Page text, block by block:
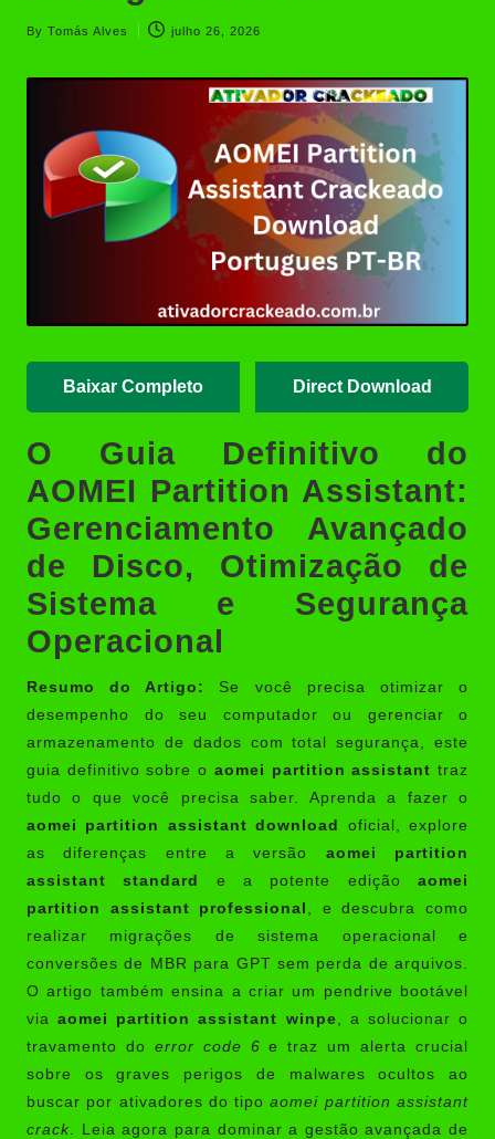
Português
Kerish Doctor 2026 Download
Crackeado Português | Ativador
Crackeado
AutoCAD 2008 Download
Crackeado 32/64 Bits
Portuguêsr
Posted
By Tomás Alves julho 26, 2026
Baixar Completo Direct Download
O Guia Definitivo do
AOMEI Partition Assistant:
Gerenciamento Avançado
de Disco, Otimização de
Sistema e Segurança
Operacional
Resumo do Artigo:
Se você precisa otimizar o
desempenho do seu computador ou gerenciar o
armazenamento de dados com total segurança, este
guia definitivo sobre o aomei partition assistant traz
tudo o que você precisa saber. Aprenda a fazer o
aomei partition assistant download
oficial, explore
as diferenças entre a versão aomei partition
assistant standard
e a potente ediçãoaomei
partition assistant professional
, e descubra como
realizar migrações de sistema operacional e
conversões de MBR para GPT sem perda de arquivos.
O artigo também ensina a criar um pendrive bootável
viaaomei partition assistant winpe , a solucionar o
travamento do error code 6 e traz um alerta crucial
sobre os graves perigos de malwares ocultos ao
buscar por ativadores do tipoaomei partition assistant
crack . Leia agora para dominar a gestão avançada de